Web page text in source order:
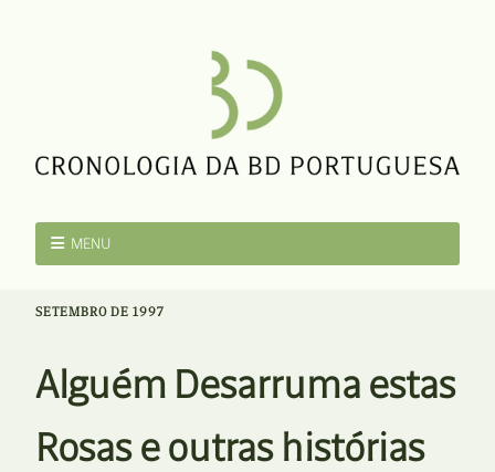
MENU
SETEMBRO DE 1997
Alguém Desarruma estas
Rosas e outras histórias